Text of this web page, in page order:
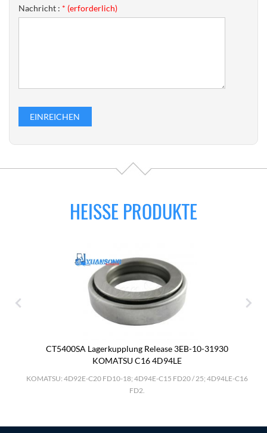
Nachricht : * (erforderlich)
HEISSE PRODUKTE
CT5400SA Lagerkupplung Release 3EB-10-31930
KOMATSU C16 4D94LE
KOMATSU: 4D92E-C20 FD10-18; 4D94E-C15 FD20 / 25; 4D94LE-C16
FD2.